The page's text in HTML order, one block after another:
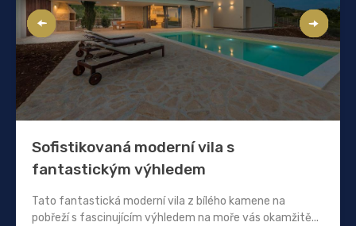
Sofistikovaná moderní vila s
fantastickým výhledem
Tato fantastická moderní vila z bílého kamene na
pobřeží s fascinujícím výhledem na moře vás okamžitě...